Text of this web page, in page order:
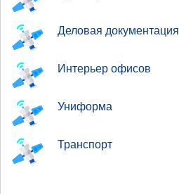
Деловая документация
Интерьер офисов
Униформа
Транспорт